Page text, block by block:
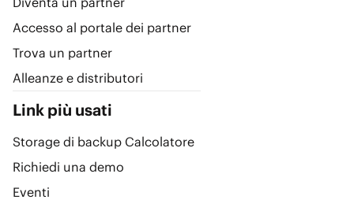
Accesso al portale dei partner
Trova un partner
Alleanze e distributori
Link più usati
Storage di backup Calcolatore
Richiedi una demo
Eventi